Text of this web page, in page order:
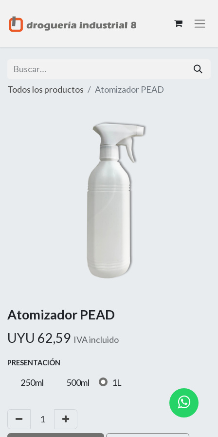
Todos los productos Atomizador PEAD
Atomizador PEAD
UYU 62,59 IVA incluido
PRESENTACIÓN
250ml 500ml 1L